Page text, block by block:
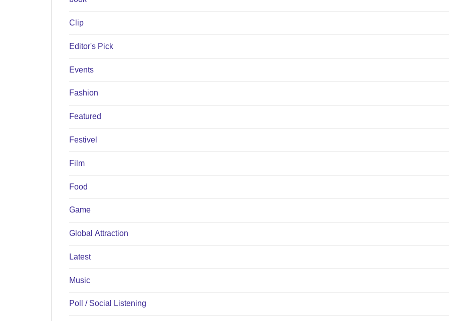
Clip
Editor's Pick
Events
Fashion
Featured
Festivel
Film
Food
Game
Global Attraction
Latest
Music
Poll / Social Listening